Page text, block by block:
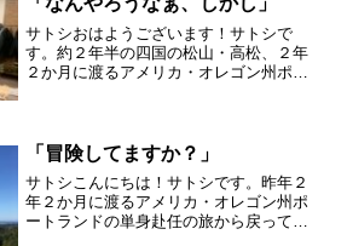
サトシおはようございます！サトシで
す。約２年半の四国の松山・高松、２年
２か月に渡るアメリカ・オレゴン州ポー
て、２０２１年３月９日より東...
「冒険してますか？」
サトシこんにちは！サトシです。昨年２
年２か月に渡るアメリカ・オレゴン州ポ
ートランドの単身赴任の旅から戻ってき